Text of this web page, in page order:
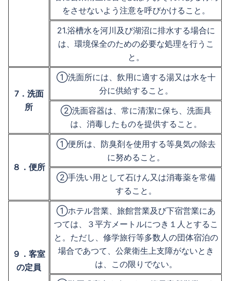
をさせないよう注意を呼びかけること。
21.浴槽水を河川及び湖沼に排水する場合に
は、環境保全のための必要な処理を行うこ
と。
7．洗面
所
①洗面所には、飲用に適する湯又は水を十
分に供給すること。
②洗面容器は、常に清潔に保ち、洗面具
は、消毒したものを提供すること。
８．便所
①便所は、防臭剤を使用する等臭気の除去
に努めること。
②手洗い用として石けん又は消毒薬を常備
すること。
９．客室
の定員
①ホテル営業、旅館営業及び下宿営業にあ
つては、３平方メートルにつき１人とするこ
と。ただし、修学旅行等多数人の団体宿泊の
場合であつて、公衆衛生上支障がないとき
は、この限りでない。